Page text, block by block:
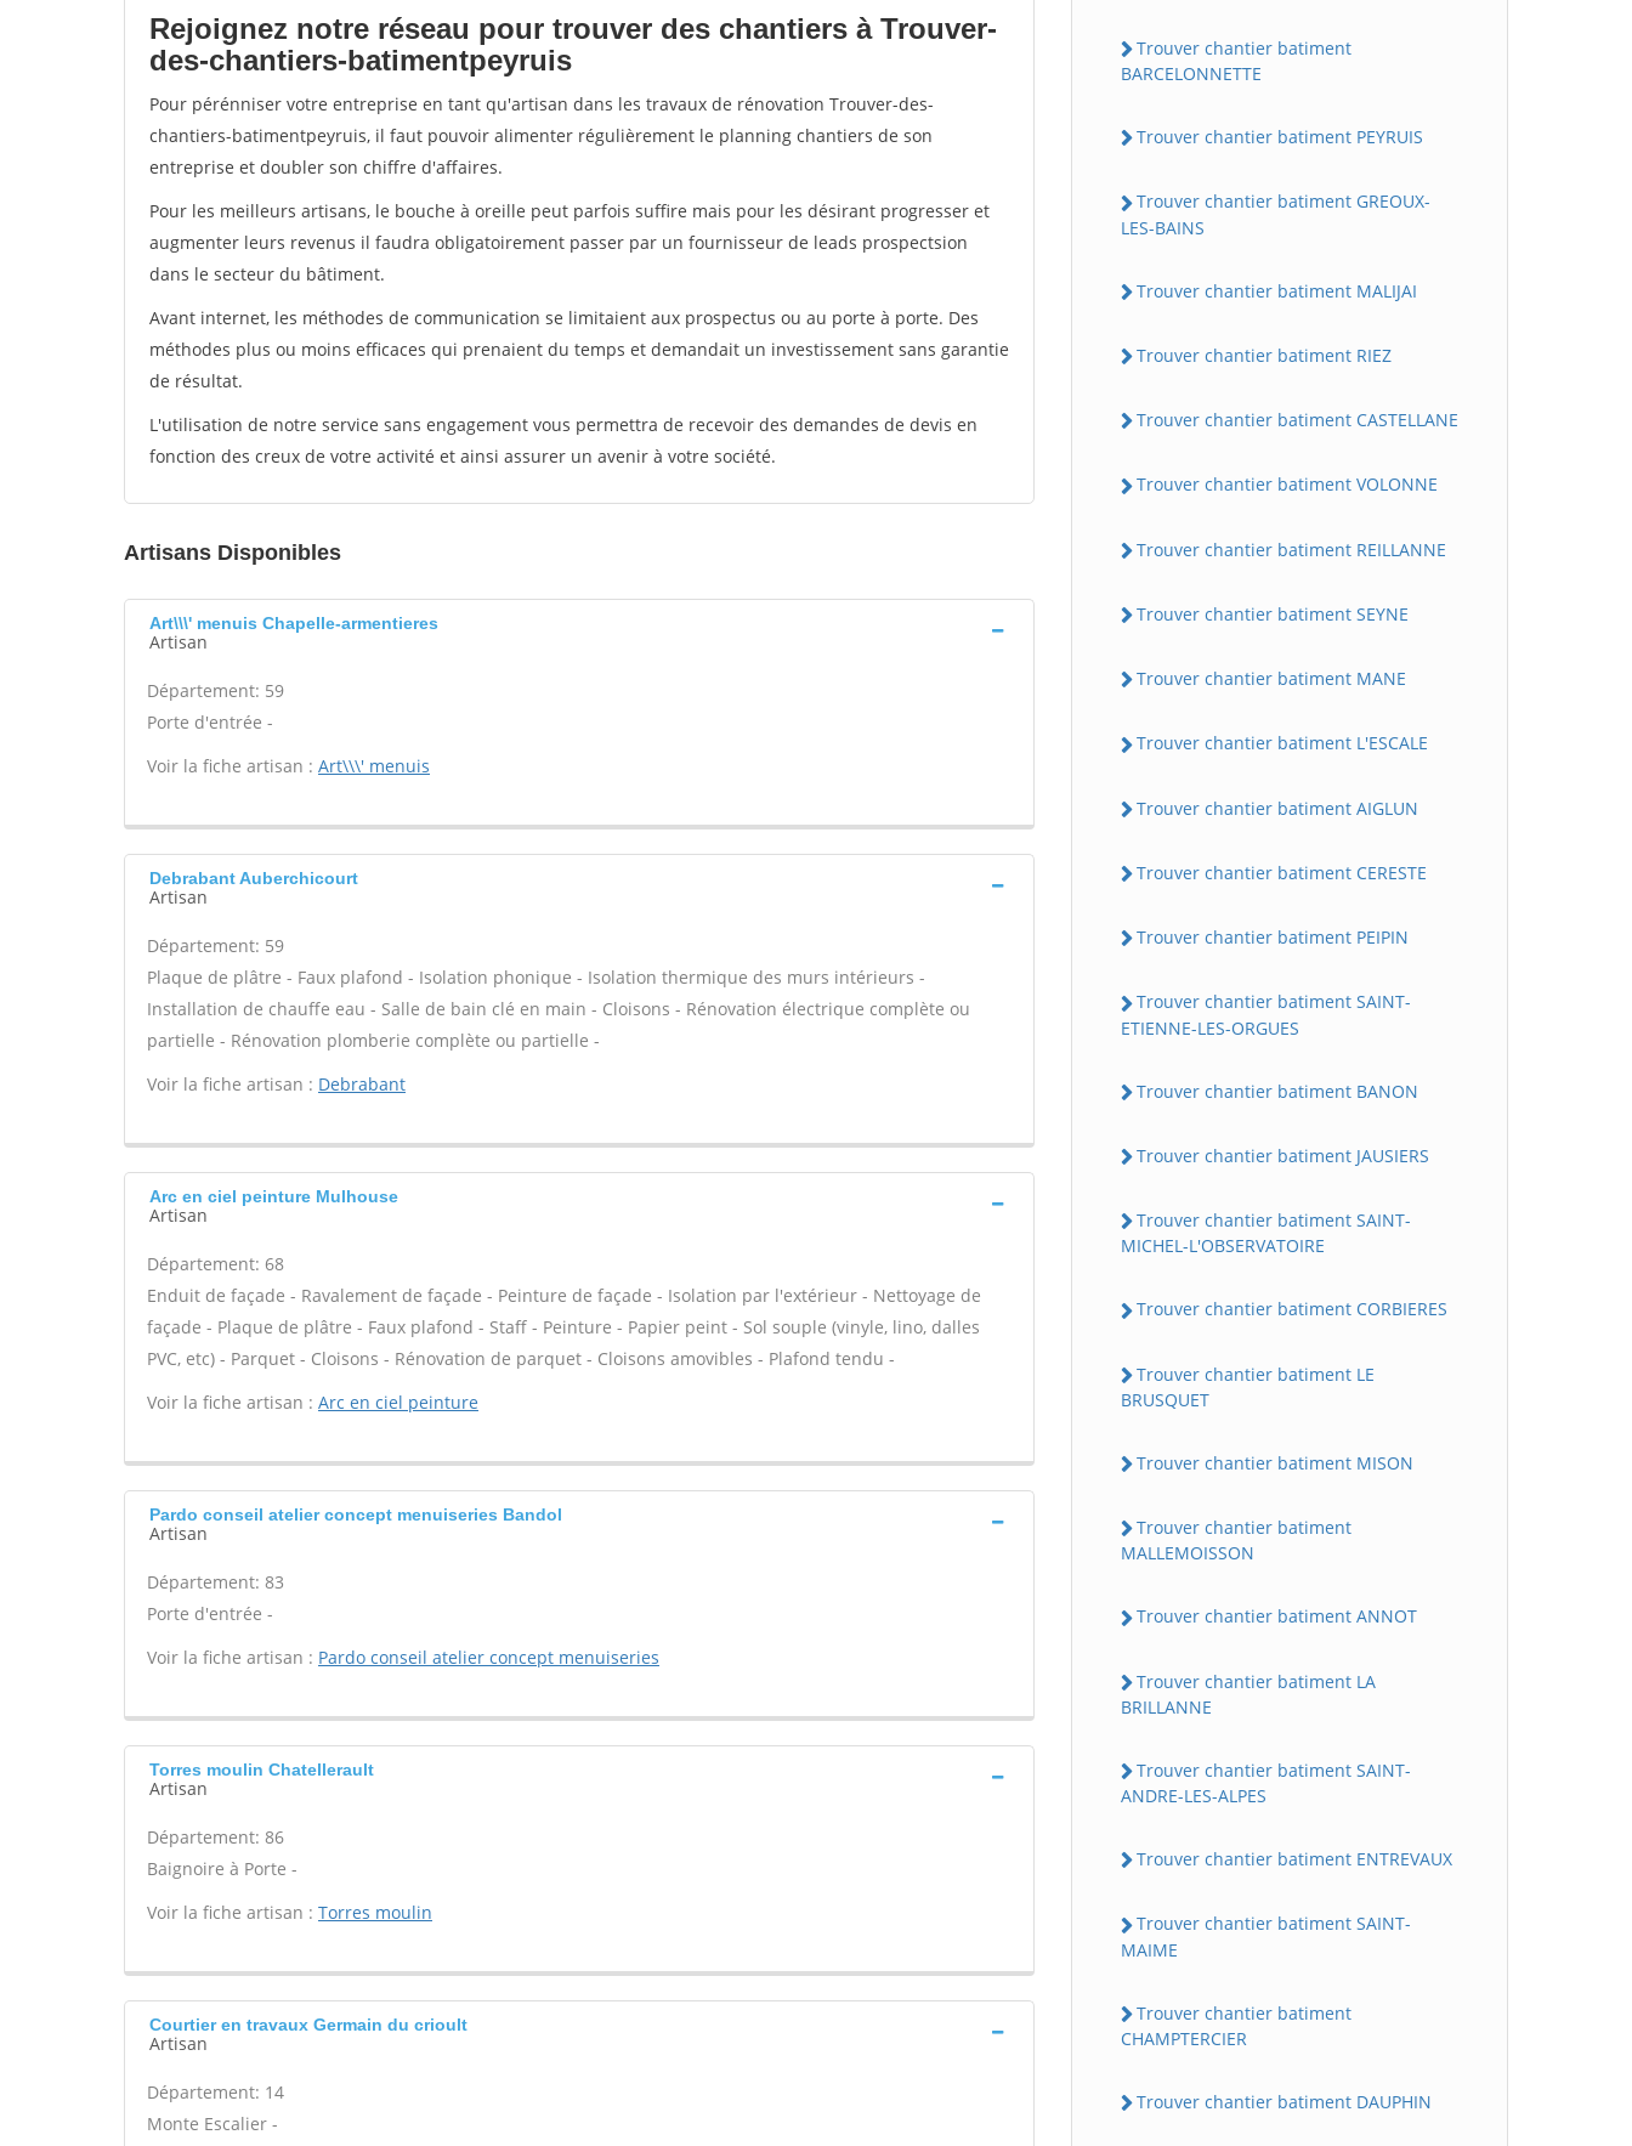
Rejoignez notre réseau pour trouver des chantiers à Trouver-
des-chantiers-batimentpeyruis
Pour pérénniser votre entreprise en tant qu'artisan dans les travaux de rénovation Trouver-des-
chantiers-batimentpeyruis, il faut pouvoir alimenter régulièrement le planning chantiers de son
entreprise et doubler son chiffre d'affaires.
Pour les meilleurs artisans, le bouche à oreille peut parfois suffire mais pour les désirant progresser et
augmenter leurs revenus il faudra obligatoirement passer par un fournisseur de leads prospectsion
dans le secteur du bâtiment.
Avant internet, les méthodes de communication se limitaient aux prospectus ou au porte à porte. Des
méthodes plus ou moins efficaces qui prenaient du temps et demandait un investissement sans garantie
de résultat.
L'utilisation de notre service sans engagement vous permettra de recevoir des demandes de devis en
fonction des creux de votre activité et ainsi assurer un avenir à votre société.
Artisans Disponibles
Art\\\' menuis Chapelle-armentieres
Artisan
Département: 59
Porte d'entrée -
Voir la fiche artisan : Art\\\' menuis
Debrabant Auberchicourt
Artisan
Département: 59
Plaque de plâtre - Faux plafond - Isolation phonique - Isolation thermique des murs intérieurs -
Installation de chauffe eau - Salle de bain clé en main - Cloisons - Rénovation électrique complète ou
partielle - Rénovation plomberie complète ou partielle -
Voir la fiche artisan : Debrabant
Arc en ciel peinture Mulhouse
Artisan
Département: 68
Enduit de façade - Ravalement de façade - Peinture de façade - Isolation par l'extérieur - Nettoyage de
façade - Plaque de plâtre - Faux plafond - Staff - Peinture - Papier peint - Sol souple (vinyle, lino, dalles
PVC, etc) - Parquet - Cloisons - Rénovation de parquet - Cloisons amovibles - Plafond tendu -
Voir la fiche artisan : Arc en ciel peinture
Pardo conseil atelier concept menuiseries Bandol
Artisan
Département: 83
Porte d'entrée -
Voir la fiche artisan : Pardo conseil atelier concept menuiseries
Torres moulin Chatellerault
Artisan
Département: 86
Baignoire à Porte -
Voir la fiche artisan : Torres moulin
Courtier en travaux Germain du crioult
Artisan
Département: 14
Monte Escalier -
Trouver chantier batiment
BARCELONNETTE
Trouver chantier batiment PEYRUIS
Trouver chantier batiment GREOUX-
LES-BAINS
Trouver chantier batiment MALIJAI
Trouver chantier batiment RIEZ
Trouver chantier batiment CASTELLANE
Trouver chantier batiment VOLONNE
Trouver chantier batiment REILLANNE
Trouver chantier batiment SEYNE
Trouver chantier batiment MANE
Trouver chantier batiment L'ESCALE
Trouver chantier batiment AIGLUN
Trouver chantier batiment CERESTE
Trouver chantier batiment PEIPIN
Trouver chantier batiment SAINT-
ETIENNE-LES-ORGUES
Trouver chantier batiment BANON
Trouver chantier batiment JAUSIERS
Trouver chantier batiment SAINT-
MICHEL-L'OBSERVATOIRE
Trouver chantier batiment CORBIERES
Trouver chantier batiment LE
BRUSQUET
Trouver chantier batiment MISON
Trouver chantier batiment
MALLEMOISSON
Trouver chantier batiment ANNOT
Trouver chantier batiment LA
BRILLANNE
Trouver chantier batiment SAINT-
ANDRE-LES-ALPES
Trouver chantier batiment ENTREVAUX
Trouver chantier batiment SAINT-
MAIME
Trouver chantier batiment
CHAMPTERCIER
Trouver chantier batiment DAUPHIN